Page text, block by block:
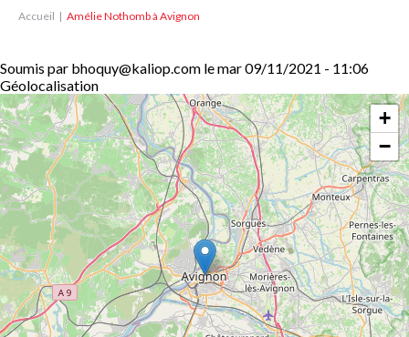
Accueil Amélie Nothomb à Avignon
Soumis par bhoquy@kaliop.com lemar 09/11/2021 - 11:06
Géolocalisation
+
−